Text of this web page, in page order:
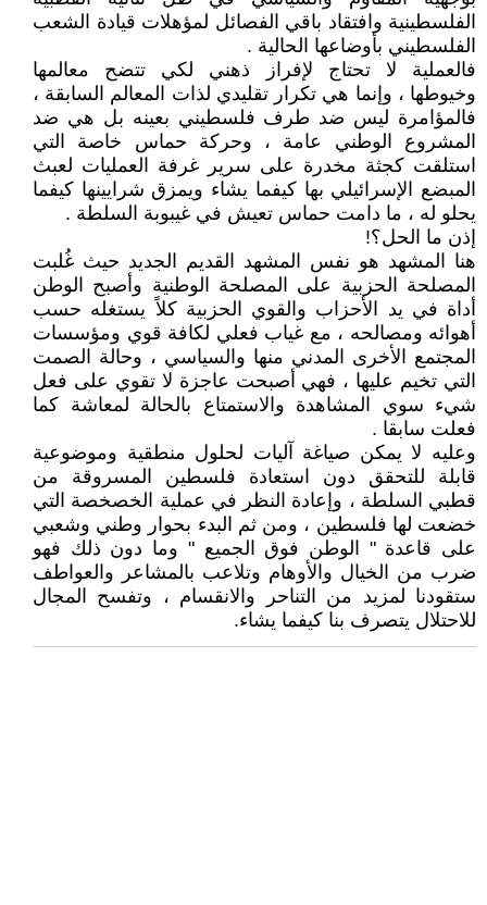
الفلسطينية وافتقاد باقي الفصائل لمؤهلات قيادة الشعب
الفلسطيني بأوضاعها الحالية .
فالعملية لا تحتاج لإفراز ذهني لكي تتضح معالمها
وخيوطها ، وإنما هي تكرار تقليدي لذات المعالم السابقة ،
فالمؤامرة ليس ضد طرف فلسطيني بعينه بل هي ضد
المشروع الوطني عامة ، وحركة حماس خاصة التي
استلقت كجثة مخدرة على سرير غرفة العمليات لعبث
المبضع الإسرائيلي بها كيفما يشاء ويمزق شرايينها كيفما
يحلو له ، ما دامت حماس تعيش في غيبوبة السلطة .
إذن ما الحل؟!
هنا المشهد هو نفس المشهد القديم الجديد حيث غُلبت
المصلحة الحزبية على المصلحة الوطنية وأصبح الوطن
أداة في يد الأحزاب والقوي الحزبية كلاً يستغله حسب
أهوائه ومصالحه ، مع غياب فعلي لكافة قوي ومؤسسات
المجتمع الأخرى المدني منها والسياسي ، وحالة الصمت
التي تخيم عليها ، فهي أصبحت عاجزة لا تقوي على فعل
شيء سوي المشاهدة والاستمتاع بالحالة لمعاشة كما
فعلت سابقا .
وعليه لا يمكن صياغة آليات لحلول منطقية وموضوعية
قابلة للتحقق دون استعادة فلسطين المسروقة من
قطبي السلطة ، وإعادة النظر في عملية الخصخصة التي
خضعت لها فلسطين ، ومن ثم البدء بحوار وطني وشعبي
على قاعدة " الوطن فوق الجميع " وما دون ذلك فهو
ضرب من الخيال والأوهام وتلاعب بالمشاعر والعواطف
ستقودنا لمزيد من التناحر والانقسام ، وتفسح المجال
للاحتلال يتصرف بنا كيفما يشاء.